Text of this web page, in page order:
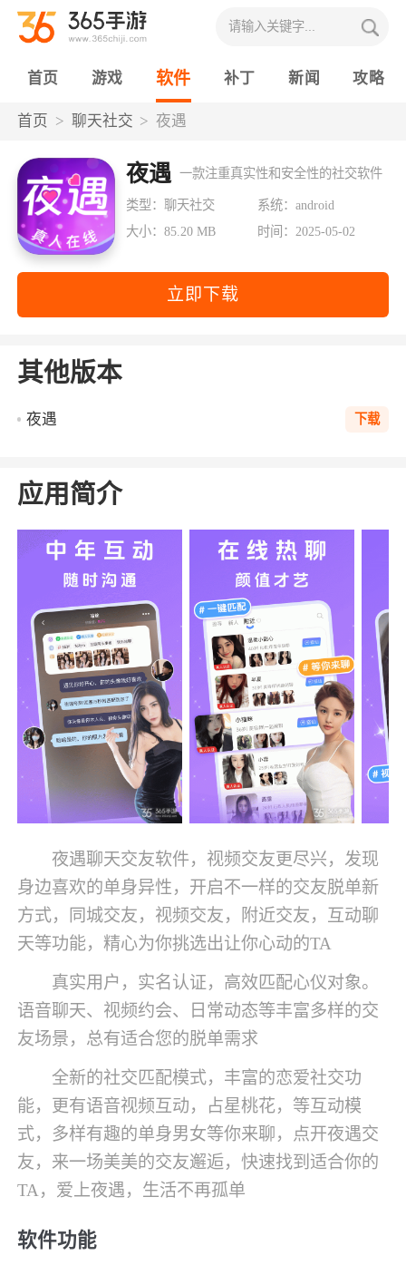
首页 游戏 软件 补丁 新闻 攻略
首页 聊天社交 夜遇
夜遇 一款注重真实性和安全性的社交软件
类型：聊天社交
系统：android
大小：85.20 MB
时间：2025-05-02
立即下载
其他版本
夜遇 下载
应用简介
夜遇聊天交友软件，视频交友更尽兴，发现
身边喜欢的单身异性，开启不一样的交友脱单新
方式，同城交友，视频交友，附近交友，互动聊
天等功能，精心为你挑选出让你心动的TA
真实用户，实名认证，高效匹配心仪对象。
语音聊天、视频约会、日常动态等丰富多样的交
友场景，总有适合您的脱单需求
全新的社交匹配模式，丰富的恋爱社交功
能，更有语音视频互动，占星桃花，等互动模
式，多样有趣的单身男女等你来聊，点开夜遇交
友，来一场美美的交友邂逅，快速找到适合你的
TA，爱上夜遇，生活不再孤单
软件功能